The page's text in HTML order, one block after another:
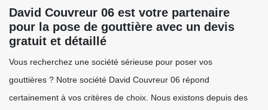
David Couvreur 06 est votre partenaire
pour la pose de gouttière avec un devis
gratuit et détaillé
Vous recherchez une société sérieuse pour poser vos
gouttières ? Notre société David Couvreur 06 répond
certainement à vos critères de choix. Nous existons depuis des